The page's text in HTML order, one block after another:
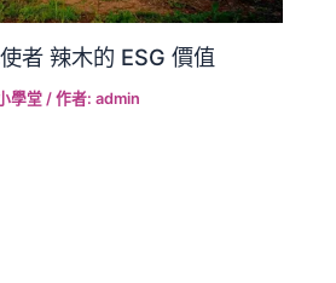
者 辣木的 ESG 價值
學堂 / 作者:admin